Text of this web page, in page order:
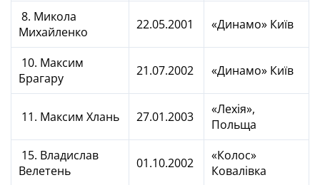
8. Микола
Михайленко
22.05.2001 «Динамо» Київ
10. Максим
Брагару
21.07.2002 «Динамо» Київ
11. Максим Хлань 27.01.2003
«Лехія»,
Польща
15. Владислав
Велетень
01.10.2002
«Колос»
Ковалівка